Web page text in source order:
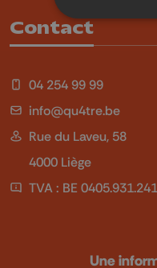
Contact
04 254 99 99
info@qu4tre.be
Rue du Laveu, 58
4000 Liège
TVA : BE 0405.931.241
Une